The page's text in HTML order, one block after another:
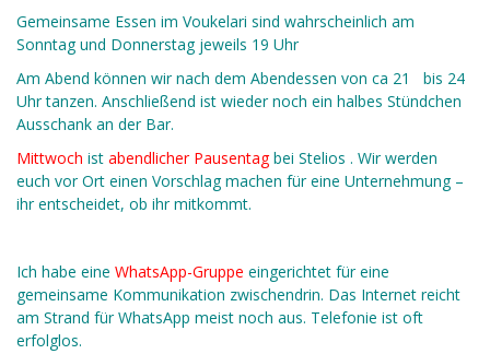
Gemeinsame Essen im Voukelari sind wahrscheinlich am
Sonntag und Donnerstag jeweils 19 Uhr
Am Abend können wir nach dem Abendessen von ca 21 bis 24
Uhr tanzen. Anschließend ist wieder noch ein halbes Stündchen
Ausschank an der Bar.
Mittwoch ist abendlicher Pausentagbei Stelios . Wir werden
euch vor Ort einen Vorschlag machen für eine Unternehmung –
ihr entscheidet, ob ihr mitkommt.
Ich habe eine WhatsApp-Gruppe eingerichtet für eine
gemeinsame Kommunikation zwischendrin. Das Internet reicht
am Strand für WhatsApp meist noch aus. Telefonie ist oft
erfolglos.